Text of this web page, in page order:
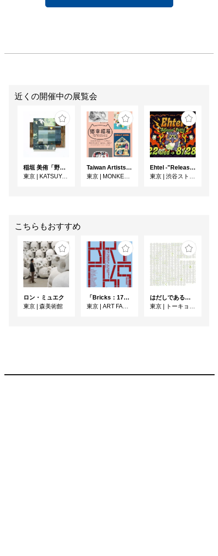
近くの開催中の展覧会
稲垣 美侑「野辺」
東京
KATSUYA SUSUKI GALLERY
Taiwan Artists Cat Exhibition「猫幸福展」
東京
MONKEY GALLERY
Ehtel -"Release" Party
東京
渋谷ストリームホール
こちらもおすすめ
ロン・ミュエク
東京
森美術館
「Bricks：17人のかたち」
東京
ART FACTORY城南島
はだしであるく [トーキョーアーツアンドスペースレジデンス2026 成果発表展 ]
東京
トーキョーアーツアンドスペース本郷